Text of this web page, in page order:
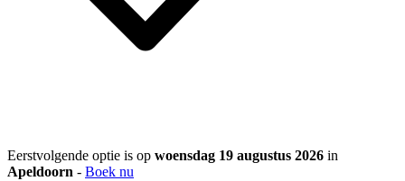
Eerstvolgende optie is op woensdag 19 augustus 2026 in
Apeldoorn - Boek nu